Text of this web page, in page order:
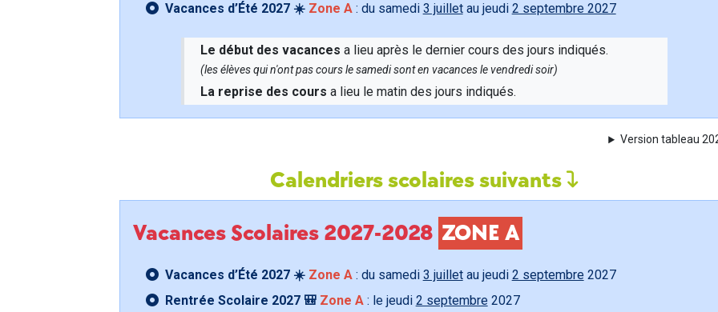
Vacances d’Été 2027 ☀️ Zone A: du samedi 3 juilletau jeudi 2 septembre 2027
Le début des vacances a lieu après le dernier cours des jours indiqués.
(les élèves qui n'ont pas cours le samedi sont en vacances le vendredi soir)
La reprise des cours a lieu le matin des jours indiqués.
Version tableau
Calendriers scolaires suivants
Vacances Scolaires 2027-2028 ZONE A
Vacances d’Été 2027 ☀️ Zone A: du samedi 3 juilletau jeudi 2 septembre 2027
Rentrée Scolaire 2027 🎒 Zone A: le jeudi 2 septembre 2027